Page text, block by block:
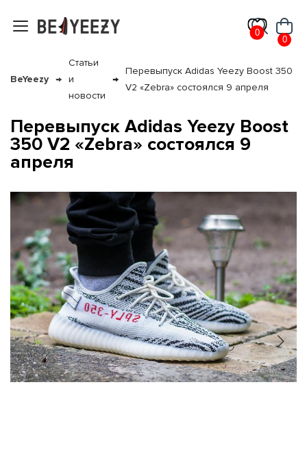
0
0
BeYeezy
Статьи
и
новости
Перевыпуск Adidas Yeezy Boost 350
V2 «Zebra» состоялся 9 апреля
Перевыпуск Adidas Yeezy Boost
350 V2 «Zebra» состоялся 9
апреляс нами
и в
наш